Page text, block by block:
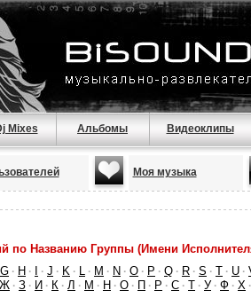
Mixes Альбомы Видеоклипы
Моя музыка
по Названию Группы (Имени
G · H · · J · K · L · M · N · O · P · Q · R · S · T · U ·
Ж · З · И · К · Л · М · Н · О · П · Р · С · Т · У · Ф · Х